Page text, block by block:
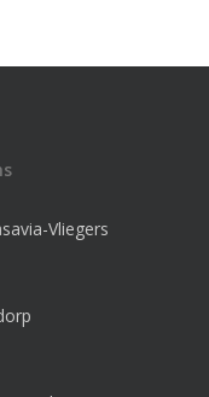
Vliegers